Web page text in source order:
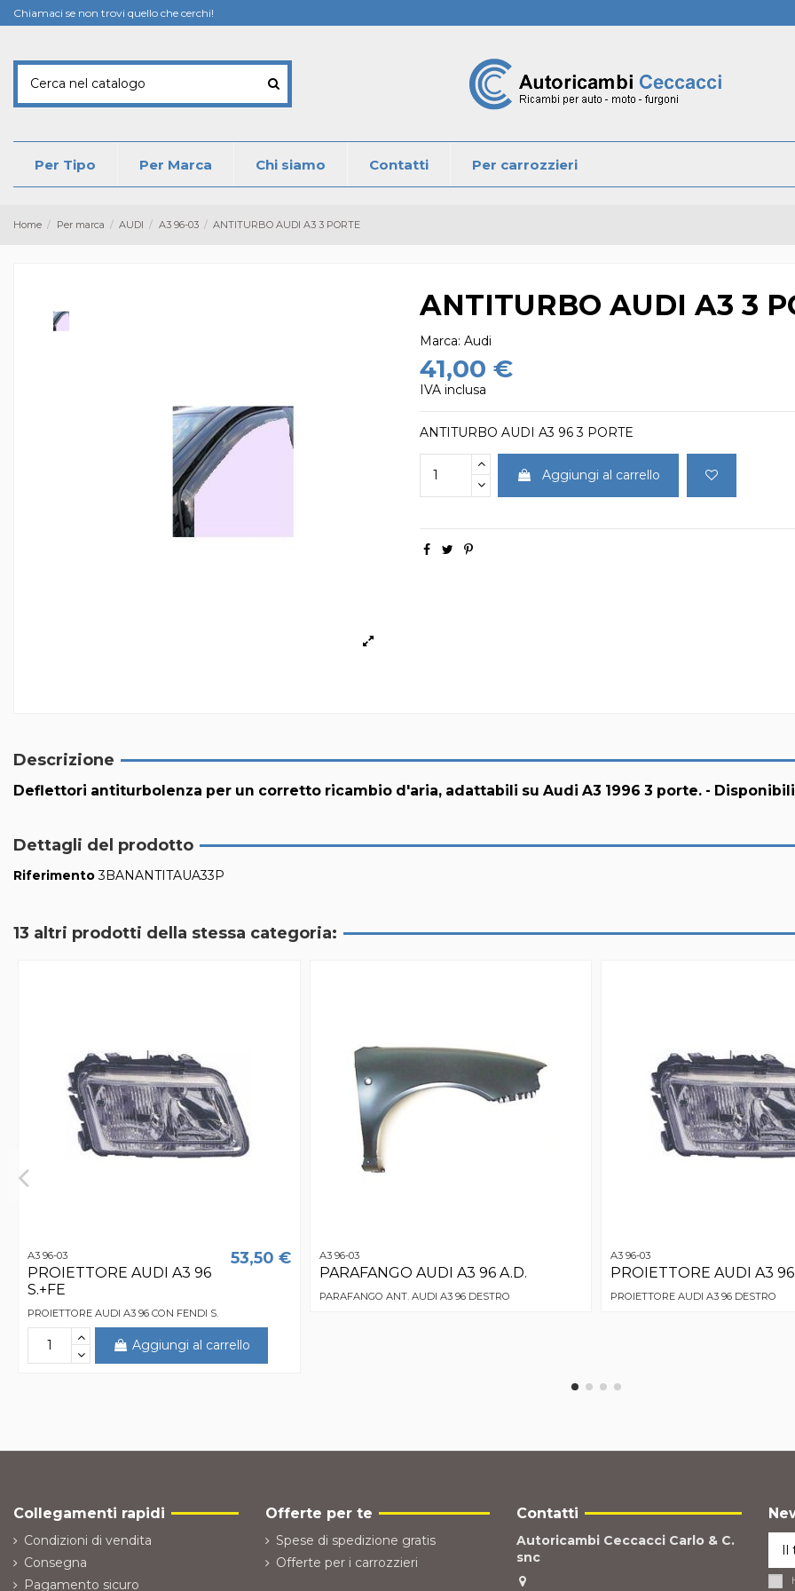
Chiamaci se non trovi quello che cerchi!
Per Tipo Per Marca Chi siamo Contatti Per carrozzieri
Home Per marca AUDI A3 96-03 ANTITURBO AUDI A3 3 PORTE
ANTITURBO AUDI A3 3
Marca: Audi
41,00 €
IVA inclusa
ANTITURBO AUDI A3 96 3 PORTE
Aggiungi al carrello
Descrizione
Deflettori antiturbolenza per un corretto ricambio d'aria, adattabili su Audi A3 1996 3 porte. -
Dettagli del prodotto
Riferimento 3BANANTITAUA33P
13 altri prodotti della stessa categoria:
A3 96-03
PROIETTORE AUDI A3 96
S.+FE
53,50 €
PROIETTORE AUDI A3 96 CON FENDI S.
Aggiungi al carrello
A3 96-03
PARAFANGO AUDI A3 96 A.D.
PARAFANGO ANT. AUDI A3 96 DESTRO
A3 96-03
PROIETTORE AUDI A3 96
PROIETTORE AUDI A3 96 DESTRO
Collegamenti rapidi
Condizioni di vendita
Consegna
Pagamento sicuro
Offerte per te
Spese di spedizione gratis
Offerte per i carrozzieri
Contatti
Autoricambi Ceccacci Carlo & C.
snc